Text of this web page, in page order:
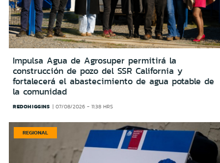
Impulsa Agua de Agrosuper permitirá la
construcción de pozo del SSR California y
fortalecerá el abastecimiento de agua potable de
la comunidad
REDOHIGGINS 07/08/2026 - 11:38 HRS
REGIONAL